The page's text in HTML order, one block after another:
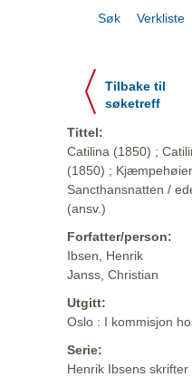
Søk Verkliste
Tilbake til
søketreff
Tittel:
Catilina (1850) ;
(1850) ;
Sancthansnatten /
(ansv.)
Forfatter/person:
Ibsen, Henrik
Janss, Christian
Utgitt:
Oslo : I kommisjon
Serie:
Henrik Ibsens skrifter